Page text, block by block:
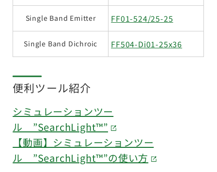
Single Band Emitter FF01-524/25-25
Single Band Dichroic FF504-Di01-25x36
便利ツール紹介
シミュレーションツー
ル ”SearchLight™”
【動画】シミュレーションツー
ル ”SearchLight™”の使い方